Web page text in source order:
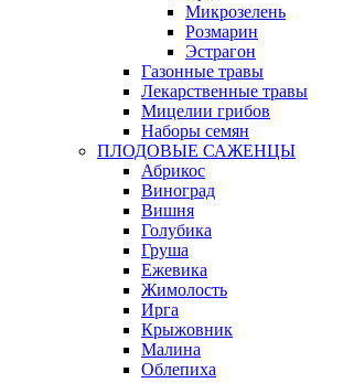
Микрозелень
Розмарин
Эстрагон
Газонные травы
Лекарственные травы
Мицелии грибов
Наборы семян
ПЛОДОВЫЕ САЖЕНЦЫ
Абрикос
Виноград
Вишня
Голубика
Груша
Ежевика
Жимолость
Ирга
Крыжовник
Малина
Облепиха